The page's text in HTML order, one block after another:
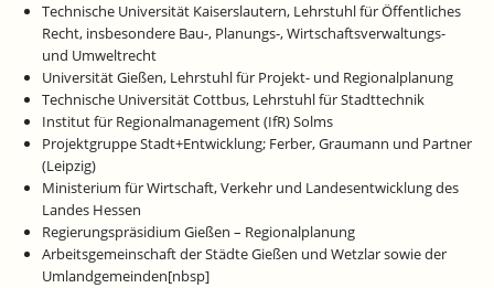
Technische Universität Kaiserslautern, Lehrstuhl für Öffentliches
Recht, insbesondere Bau-, Planungs-, Wirtschaftsverwaltungs-
und Umweltrecht
Universität Gießen, Lehrstuhl für Projekt- und Regionalplanung
Technische Universität Cottbus, Lehrstuhl für Stadttechnik
Institut für Regionalmanagement (IfR) Solms
Projektgruppe Stadt+Entwicklung; Ferber, Graumann und Partner
(Leipzig)
Ministerium für Wirtschaft, Verkehr und Landesentwicklung des
Landes Hessen
Regierungspräsidium Gießen – Regionalplanung
Arbeitsgemeinschaft der Städte Gießen und Wetzlar sowie der
Umlandgemeinden[nbsp]